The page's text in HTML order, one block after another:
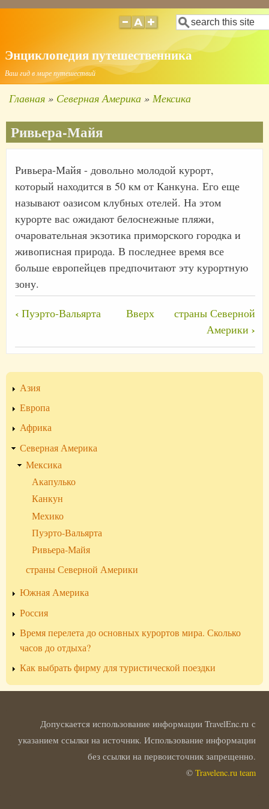
основному
содержанию
Поиск
Энциклопедия путешественника
Ваш гид в мире путешествий
навигации
Главная Северная Америка Мексика
Ривьера-Майя
Ривьера-Майя - довольно молодой курорт,
который находится в 50 км от Канкуна. Его еще
называют оазисом клубных отелей. На этом
курорте вас ожидают белоснежные пляжи,
очаровательная экзотика приморского городка и
живописная природа. В последнее время все
больше европейцев предпочитают эту курортную
зону.
Перекрёстные
книги
Ривьера-
Майя
‹ Пуэрто-Вальярта Вверх
страны Северной
Америки ›
Азия
Европа
Африка
Северная Америка
Мексика
Акапулько
Канкун
Мехико
Пуэрто-Вальярта
Ривьера-Майя
страны Северной Америки
Южная Америка
Россия
Время перелета до основных курортов мира. Сколько
часов до отдыха?
Как выбрать фирму для туристической поездки
Допускается использование информации TravelEnc.ru с
указанием ссылки на источник. Использование информации
без ссылки на первоисточник запрещенно.
© Travelenc.ru team